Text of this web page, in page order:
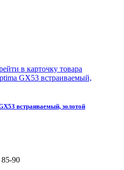
в карточку товара
встраиваемый, золотой
90